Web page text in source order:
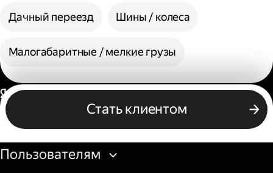
Дачный переезд Шины / колеса
Малогабаритные / мелкие грузы
Стать клиентом
Россия
Бизнесу
Пользователям